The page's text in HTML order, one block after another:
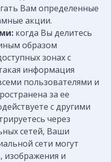
Вам определенные
акции.
когда Вы делитесь
образом
зонах с
информация
пользователями и
за ее
с другими
через
сетей, Ваши
сети могут
изображения и